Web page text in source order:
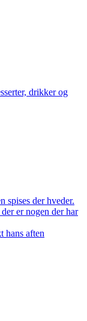
drikker og
spises der hveder.
er nogen der har
hans aften